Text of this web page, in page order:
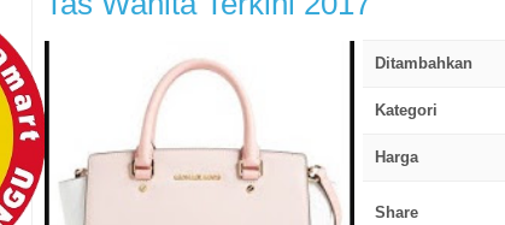
Ditambahkan
Kategori
Harga
Share